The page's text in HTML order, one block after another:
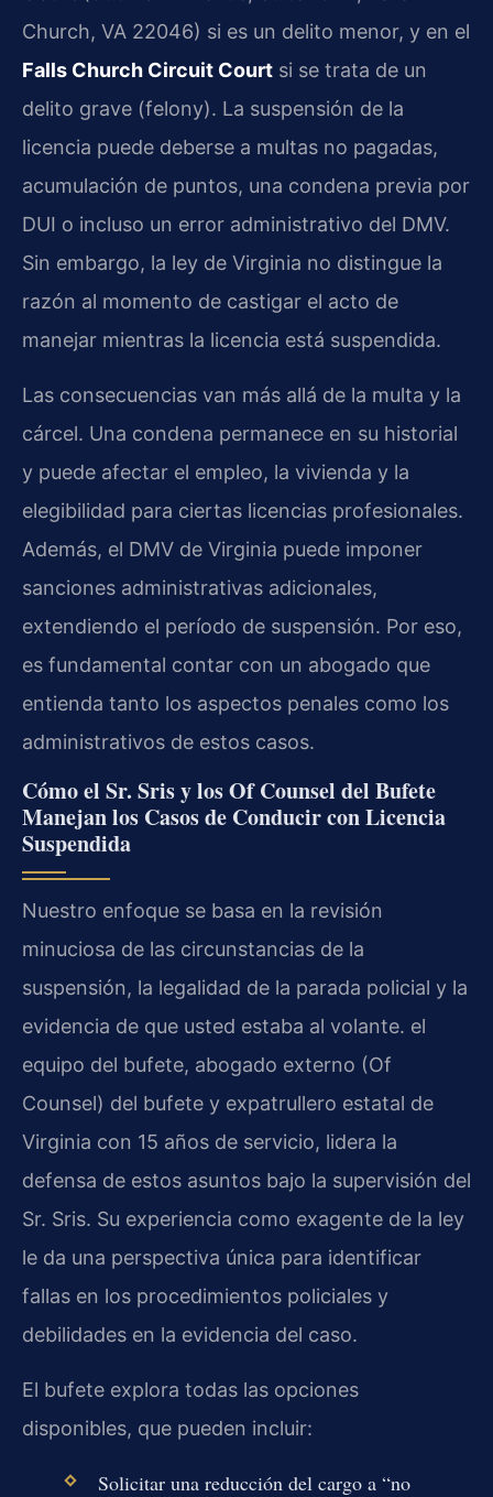
Church, VA 22046) si es un delito menor, y en el
Falls Church Circuit Court si se trata de un
delito grave (felony). La suspensión de la
licencia puede deberse a multas no pagadas,
acumulación de puntos, una condena previa por
DUI o incluso un error administrativo del DMV.
Sin embargo, la ley de Virginia no distingue la
razón al momento de castigar el acto de
manejar mientras la licencia está suspendida.
Las consecuencias van más allá de la multa y la
cárcel. Una condena permanece en su historial
y puede afectar el empleo, la vivienda y la
elegibilidad para ciertas licencias profesionales.
Además, el DMV de Virginia puede imponer
sanciones administrativas adicionales,
extendiendo el período de suspensión. Por eso,
es fundamental contar con un abogado que
entienda tanto los aspectos penales como los
administrativos de estos casos.
Cómo el Sr. Sris y los Of Counsel del Bufete
Manejan los Casos de Conducir con Licencia
Suspendida
Nuestro enfoque se basa en la revisión
minuciosa de las circunstancias de la
suspensión, la legalidad de la parada policial y la
evidencia de que usted estaba al volante. el
equipo del bufete, abogado externo (Of
Counsel) del bufete y expatrullero estatal de
Virginia con 15 años de servicio, lidera la
defensa de estos asuntos bajo la supervisión del
Sr. Sris. Su experiencia como exagente de la ley
le da una perspectiva única para identificar
fallas en los procedimientos policiales y
debilidades en la evidencia del caso.
El bufete explora todas las opciones
disponibles, que pueden incluir:
Solicitar una reducción del cargo a “no